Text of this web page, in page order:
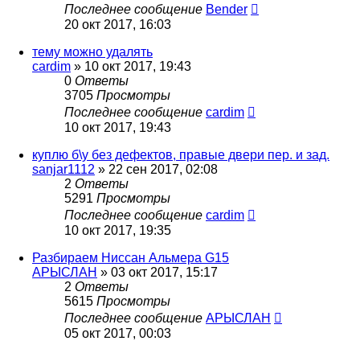
Последнее сообщение Bender
20 окт 2017, 16:03
тему можно удалять
cardim » 10 окт 2017, 19:43
0 Ответы
3705 Просмотры
Последнее сообщение cardim
10 окт 2017, 19:43
куплю б\у без дефектов, правые двери пер. и зад.
sanjar1112 » 22 сен 2017, 02:08
2 Ответы
5291 Просмотры
Последнее сообщение cardim
10 окт 2017, 19:35
Разбираем Ниссан Альмера G15
АРЫСЛАН » 03 окт 2017, 15:17
2 Ответы
5615 Просмотры
Последнее сообщение АРЫСЛАН
05 окт 2017, 00:03